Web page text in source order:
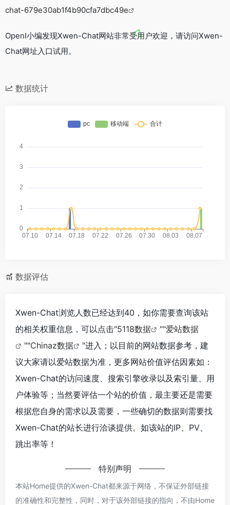
chat-679e30ab1f4b90cfa7dbc49e
OpenI小编发现Xwen-Chat网站非常受用户欢迎，请访问Xwen-
Chat网址入口试用。
数据统计
数据评估
Xwen-Chat浏览人数已经达到40，如你需要查询该站
的相关权重信息，可以点击"5118数据 ""爱站数据
""Chinaz数据
"进入；以目前的网站数据参考，建
议大家请以爱站数据为准，更多网站价值评估因素如：
Xwen-Chat的访问速度、搜索引擎收录以及索引量、用
户体验等；当然要评估一个站的价值，最主要还是需要
根据您自身的需求以及需要，一些确切的数据则需要找
Xwen-Chat的站长进行洽谈提供。如该站的IP、PV、
跳出率等！
特别声明
本站Home提供的Xwen-Chat都来源于网络，不保证外部链接
的准确性和完整性，同时，对于该外部链接的指向，不由Home